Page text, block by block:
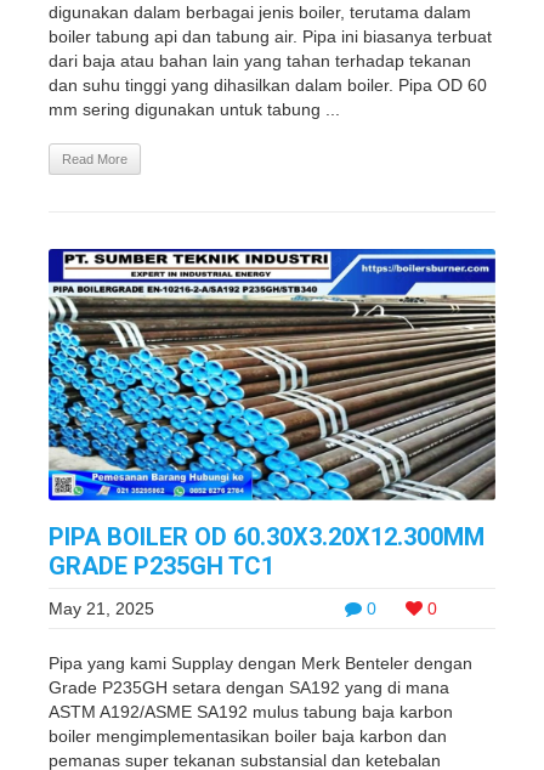
digunakan dalam berbagai jenis boiler, terutama dalam
boiler tabung api dan tabung air. Pipa ini biasanya terbuat
dari baja atau bahan lain yang tahan terhadap tekanan
dan suhu tinggi yang dihasilkan dalam boiler. Pipa OD 60
mm sering digunakan untuk tabung ...
Read More
PIPA BOILER OD 60.30X3.20X12.300MM
GRADE P235GH TC1
0 0
May 21, 2025
Pipa yang kami Supplay dengan Merk Benteler dengan
Grade P235GH setara dengan SA192 yang di mana
ASTM A192/ASME SA192 mulus tabung baja karbon
boiler mengimplementasikan boiler baja karbon dan
pemanas super tekanan substansial dan ketebalan